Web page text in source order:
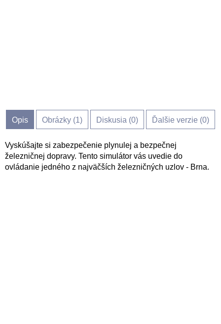
Opis Obrázky (1) Diskusia (0) Ďalšie verzie (0)
Vyskúšajte si zabezpečenie plynulej a bezpečnej
železničnej dopravy. Tento simulátor vás uvedie do
ovládanie jedného z najväčších železničných uzlov - Brna.